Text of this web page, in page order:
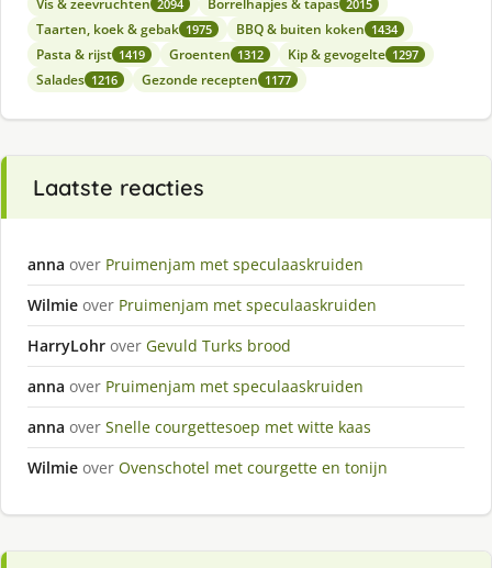
Vis & zeevruchten 2094 Borrelhapjes & tapas 2015
Taarten, koek & gebak 1975 BBQ & buiten koken 1434
Pasta & rijst 1419 Groenten 1312 Kip & gevogelte 1297
Salades 1216 Gezonde recepten 1177
Laatste reacties
anna over Pruimenjam met speculaaskruiden
Wilmie over Pruimenjam met speculaaskruiden
HarryLohr over Gevuld Turks brood
anna over Pruimenjam met speculaaskruiden
anna over Snelle courgettesoep met witte kaas
Wilmie over Ovenschotel met courgette en tonijn